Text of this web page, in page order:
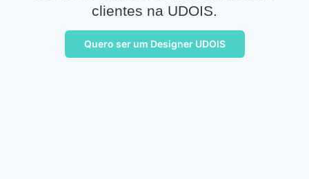
clientes na UDOIS.
Quero ser um Designer UDOIS